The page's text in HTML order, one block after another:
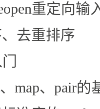
重定向输
去重排序
map、pair的